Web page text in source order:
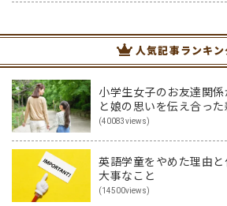
人気記事ランキン
小学生女子のお友達関
と娘の思いを伝え合っ
(40083views)
英語学童をやめた理由
大事なこと
(14500views)